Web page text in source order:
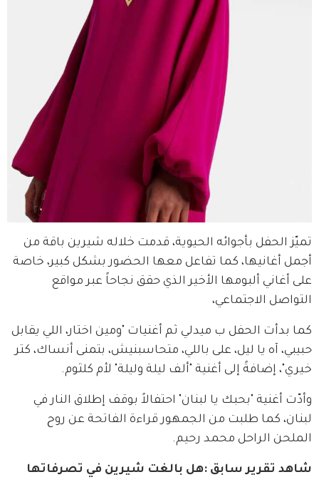
تميّز الحفل بأجوائه الحيوية، قدمت خلاله شيرين باقة من
أجمل أغانيها، كما تفاعل معها الحضور بشكل كبير، خاصة
على أغاني ألبومها الأخير الذي حقق نجاحاً عبر مواقع
التواصل الاجتماعي،
كما بدأت الحفل ب ميدلي ثم أغنيات "ومين اختار، اللي يقابل
حبيبي، آه يا ليل، على باللي، متحاسبنيش، بتمنى أنساك، كتر
خيري"، إضافةً إلى أغنية "ألف ليلة وليلة" لأم كلثوم.
وأدّت أغنية "بحبك يا لبنان" احتفالاً بوقف إطلاق النار في
لبنان، كما طلبت من الجمهور قراءة الفاتحة عن روح
الملحن الراحل محمد رحيم.
شاهد تقرير سابق :هل بالغت شيرين في تصرفاتها